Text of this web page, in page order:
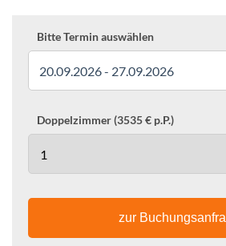
Bitte Termin auswählen
20.09.2026 - 27.09.2026
Doppelzimmer (3535 € p.P.)
zur